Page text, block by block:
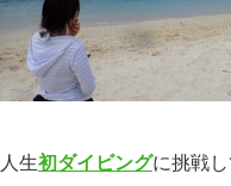
人生初ダイビングに挑戦し